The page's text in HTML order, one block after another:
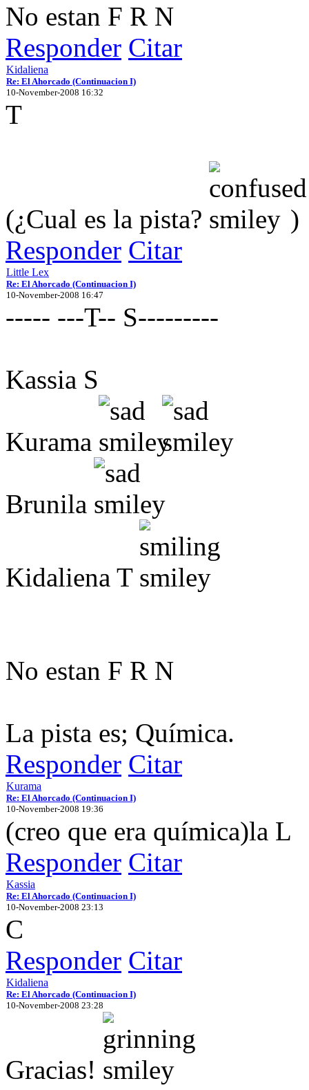
No estan F R N
Responder Citar
Kidaliena
Re: El Ahorcado (Continuacion I)
10-November-2008 16:32
T
(¿Cual es la pista?
)
Responder Citar
Little Lex
Re: El Ahorcado (Continuacion I)
10-November-2008 16:47
----- ---T-- S---------
Kassia S
Kurama
Brunila
Kidaliena T
No estan F R N
La pista es; Química.
Responder Citar
Kurama
Re: El Ahorcado (Continuacion I)
10-November-2008 19:36
(creo que era química)la L
Responder Citar
Kassia
Re: El Ahorcado (Continuacion I)
10-November-2008 23:13
C
Responder Citar
Kidaliena
Re: El Ahorcado (Continuacion I)
10-November-2008 23:28
Gracias!